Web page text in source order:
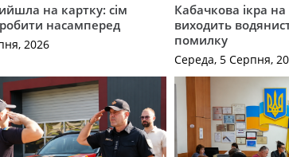
на картку: сім
насамперед
2026
Кабачкова ікра
виходить
помилку
Середа, 5 Серпня,